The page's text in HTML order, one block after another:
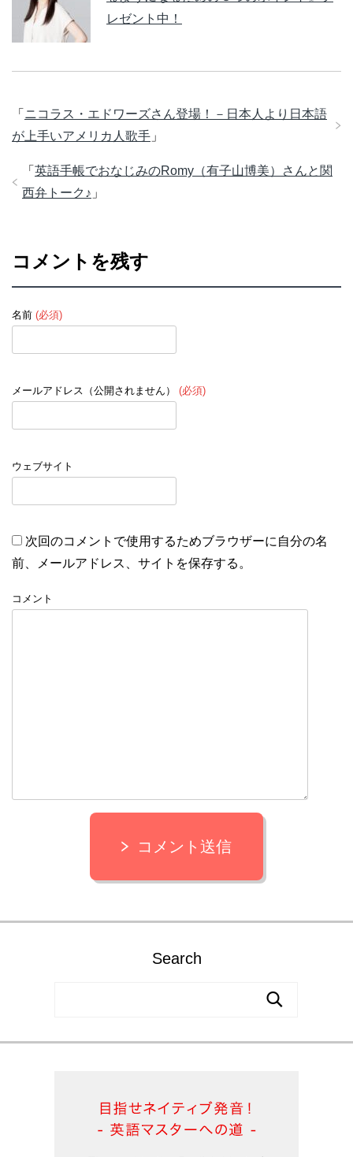
レゼント中！
「 ニコラス・エドワーズさん登場！－日本人より日本語
が上手いアメリカ人歌手 」
「 英語手帳でおなじみのRomy（有子山博美）さんと関
西弁トーク♪ 」
コメントを残す
名前 (必須)
メールアドレス（公開されません） (必須)
ウェブサイト
次回のコメントで使用するためブラウザーに自分の名
前、メールアドレス、サイトを保存する。
コメント
コメント送信
Search